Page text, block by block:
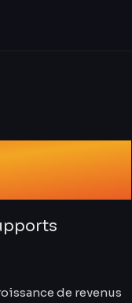
de revenus